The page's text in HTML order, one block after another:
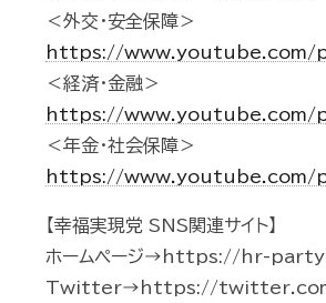
＜外交・安全保障＞
https://www.youtube.com/
＜経済・金融＞
https://www.youtube.com/
＜年金・社会保障＞
https://www.youtube.com/
【幸福実現党 SNS関連サイト】
ホームページ→https://hr-
Twitter→https://